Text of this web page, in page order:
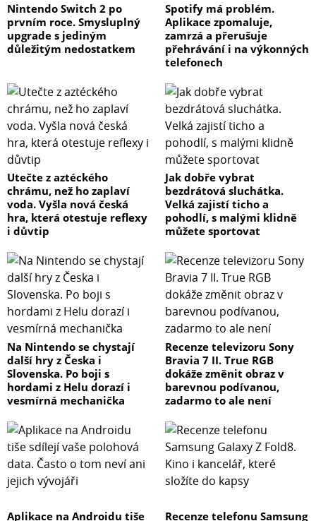
Nintendo Switch 2 po
prvním roce. Smysluplný
upgrade s jediným
důležitým nedostatkem
Spotify má problém.
Aplikace zpomaluje,
zamrzá a přerušuje
přehrávání i na výkonných
telefonech
Utečte z aztéckého
chrámu, než ho zaplaví
voda. Vyšla nová česká
hra, která otestuje reflexy
i důvtip
Jak dobře vybrat
bezdrátová sluchátka.
Velká zajistí ticho a
pohodlí, s malými klidně
můžete sportovat
Na Nintendo se chystají
další hry z Česka i
Slovenska. Po boji s
hordami z Helu dorazí i
vesmírná mechanička
Recenze televizoru Sony
Bravia 7 II. True RGB
dokáže změnit obraz v
barevnou podívanou,
zadarmo to ale není
Aplikace na Androidu tiše
Recenze telefonu Samsung